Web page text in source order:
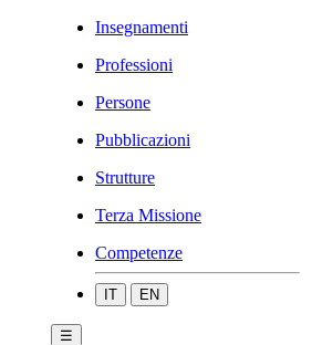
Insegnamenti
Professioni
Persone
Pubblicazioni
Strutture
Terza Missione
Competenze
IT EN
☰